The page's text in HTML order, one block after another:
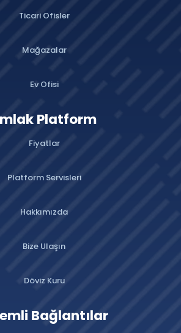
Ticari Ofisler
Mağazalar
Ev Ofisi
Platform
Fiyatlar
Platform Servisleri
Hakkımızda
Bize Ulaşın
Döviz Kuru
Bağlantılar